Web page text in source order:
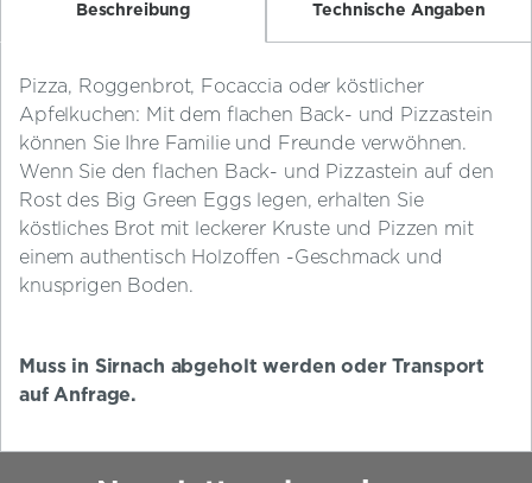
Beschreibung Technische Angaben
Pizza, Roggenbrot, Focaccia oder köstlicher
Apfelkuchen: Mit dem flachen Back- und Pizzastein
können Sie Ihre Familie und Freunde verwöhnen.
Wenn Sie den flachen Back- und Pizzastein auf den
Rost des Big Green Eggs legen, erhalten Sie
köstliches Brot mit leckerer Kruste und Pizzen mit
einem authentisch Holzoffen -Geschmack und
knusprigen Boden.
Muss in Sirnach abgeholt werden oder Transport
auf Anfrage.